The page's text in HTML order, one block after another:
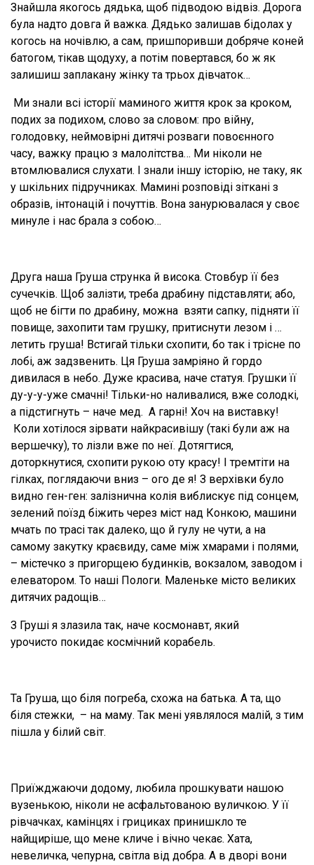
Знайшла якогось дядька, щоб підводою відвіз. Дорога
була надто довга й важка. Дядько залишав бідолах у
когось на ночівлю, а сам, пришпоривши добряче коней
батогом, тікав щодуху, а потім повертався, бо ж як
залишиш заплакану жінку та трьох дівчаток…
Ми знали всі історії маминого життя крок за кроком,
подих за подихом, слово за словом: про війну,
голодовку, неймовірні дитячі розваги повоєнного
часу, важку працю з малолітства… Ми ніколи не
втомлювалися слухати. І знали іншу історію, не таку, як
у шкільних підручниках. Мамині розповіді зіткані з
образів, інтонацій і почуттів. Вона занурювалася у своє
минуле і нас брала з собою…
Друга наша Груша струнка й висока. Стовбур її без
сучечків. Щоб залізти, треба драбину підставляти; або,
щоб не бігти по драбину, можна взяти сапку, підняти її
повище, захопити там грушку, притиснути лезом і …
летить груша! Встигай тільки схопити, бо так і трісне по
лобі, аж задзвенить. Ця Груша замріяно й гордо
дивилася в небо. Дуже красива, наче статуя. Грушки її
ду-у-у-уже смачні! Тільки-но наливалися, вже солодкі,
а підстигнуть – наче мед. А гарні! Хоч на виставку!
Коли хотілося зірвати найкрасивішу (такі були аж на
вершечку), то лізли вже по неї. Дотягтися,
доторкнутися, схопити рукою оту красу! І тремтіти на
гілках, поглядаючи вниз – ого де я! З верхівки було
видно ген-ген: залізнична колія виблискує під сонцем,
зелений поїзд біжить через міст над Конкою, машини
мчать по трасі так далеко, що й гулу не чути, а на
самому закутку краєвиду, саме між хмарами і полями,
– містечко з пригорщею будинків, вокзалом, заводом і
елеватором. То наші Пологи. Маленьке місто великих
дитячих радощів…
З Груші я злазила так, наче космонавт, який
урочисто покидає космічний корабель.
Та Груша, що біля погреба, схожа на батька. А та, що
біля стежки, – на маму. Так мені уявлялося малій, з тим
пішла у білий світ.
Приїжджаючи додому, любила прошкувати нашою
вузенькою, ніколи не асфальтованою вуличкою. У її
рівчачках, камінцях і грициках принишкло те
найщиріше, що мене кличе і вічно чекає. Хата,
невеличка, чепурна, світла від добра. А в дворі вони